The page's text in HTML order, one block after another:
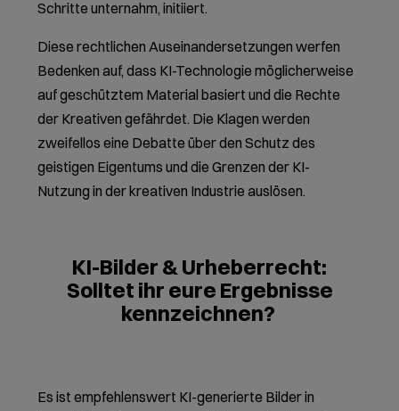
Schritte unternahm, initiiert.
Diese rechtlichen Auseinandersetzungen werfen
Bedenken auf, dass KI-Technologie möglicherweise
auf geschütztem Material basiert und die Rechte
der Kreativen gefährdet. Die Klagen werden
zweifellos eine Debatte über den Schutz des
geistigen Eigentums und die Grenzen der KI-
Nutzung in der kreativen Industrie auslösen.
KI-Bilder & Urheberrecht:
Solltet ihr eure Ergebnisse
kennzeichnen?
Es ist empfehlenswert KI-generierte Bilder in